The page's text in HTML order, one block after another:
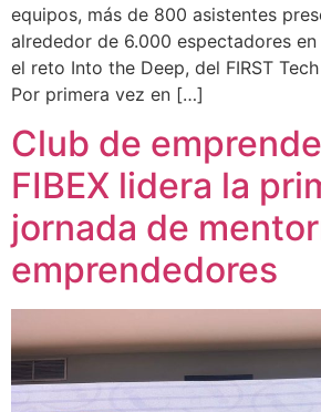
equipos, más de 800 asistentes
alrededor de 6.000 espectadores
el reto Into the Deep, del FIRST
Por primera vez en […]
Club de
FIBEX lidera la
jornada de
emprendedores